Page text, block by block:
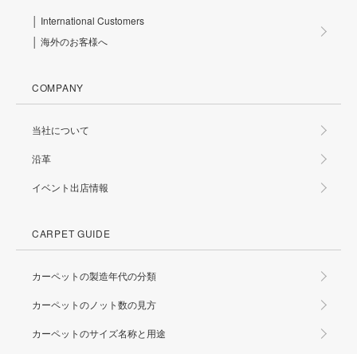
│ International Customers
│ 海外のお客様へ
COMPANY
当社について
沿革
イベント出店情報
CARPET GUIDE
カーペットの製造年代の分類
カーペットのノット数の見方
カーペットのサイズ名称と用途